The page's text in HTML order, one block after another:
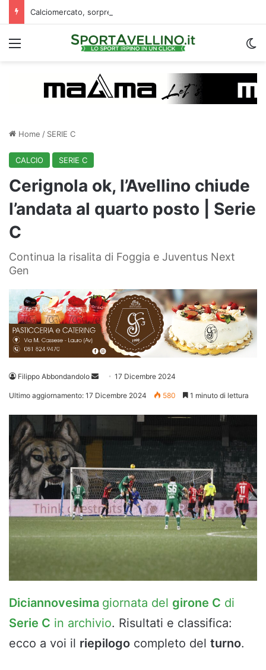
Menu
Home / SERIE C
CALCIO SERIE C
Cerignola ok, l’Avellino chiude
l’andata al quarto posto | Serie
C
Continua la risalita di Foggia e Juventus Next
Gen
Filippo Abbondandolo
Invia 17 Dicembre 2024
Ultimo aggiornamento: 17 Dicembre 2024 580 1 minuto di lettura
Diciannovesima giornata del girone C di
Serie C in archivio. Risultati e classifica:
ecco a voi il riepilogo completo del turno.